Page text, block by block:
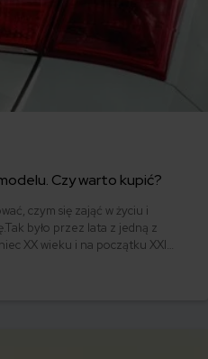
Czy warto kupić?
czym się zająć w życiu i
było przez lata z jedną z
XX wieku i na początku XXI
a na telewizorach kończąc.